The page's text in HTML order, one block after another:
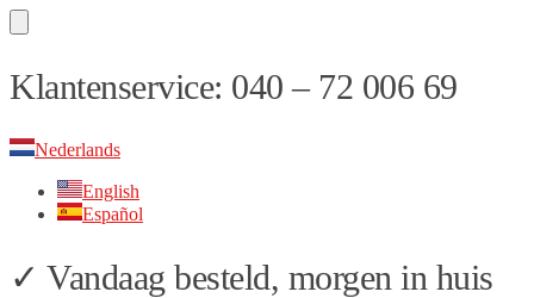
Skip
to
Skip
to
Klantenservice: 040 – 72 006 69
Nederlands
English
Español
✓ Vandaag besteld, morgen in huis